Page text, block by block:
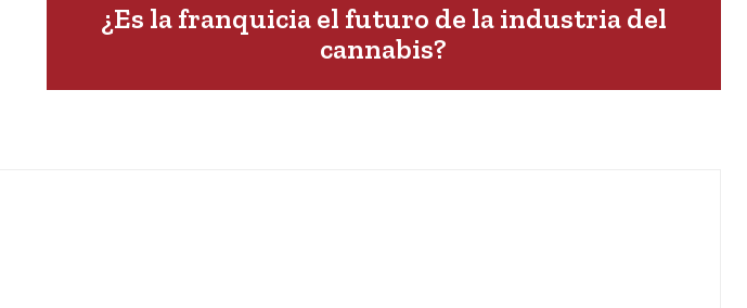
¿Es la franquicia el futuro de la industria del
cannabis?